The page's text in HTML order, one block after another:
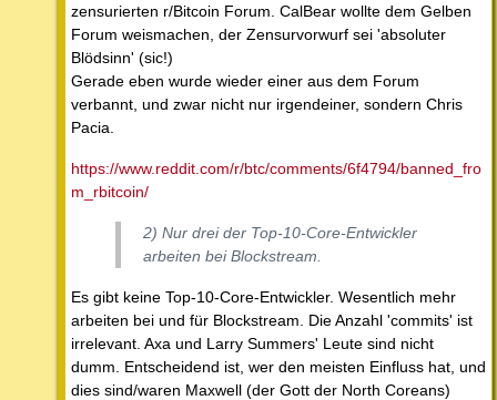
zensurierten r/Bitcoin Forum. CalBear wollte dem Gelben
Forum weismachen, der Zensurvorwurf sei 'absoluter
Blödsinn' (sic!)
Gerade eben wurde wieder einer aus dem Forum
verbannt, und zwar nicht nur irgendeiner, sondern Chris
Pacia.
https://www.reddit.com/r/btc/comments/6f4794/banned_fro
m_rbitcoin/
2) Nur drei der Top-10-Core-Entwickler
arbeiten bei Blockstream.
Es gibt keine Top-10-Core-Entwickler. Wesentlich mehr
arbeiten bei und für Blockstream. Die Anzahl 'commits' ist
irrelevant. Axa und Larry Summers' Leute sind nicht
dumm. Entscheidend ist, wer den meisten Einfluss hat, und
dies sind/waren Maxwell (der Gott der North Coreans)